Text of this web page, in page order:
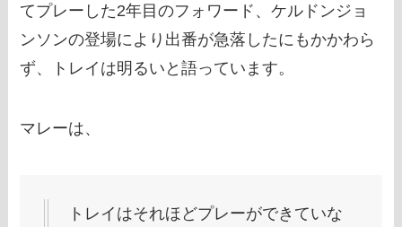
てプレーした2年目のフォワード、ケルドンジョ
ンソンの登場により出番が急落したにもかかわら
ず、トレイは明るいと語っています。
マレーは、
トレイはそれほどプレーができていな